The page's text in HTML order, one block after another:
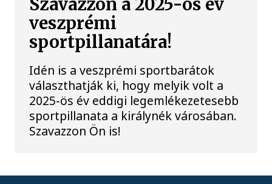
Szavazzon a 2025-ös év
veszprémi
sportpillanatára!
Idén is a veszprémi sportbarátok
választhatják ki, hogy melyik volt a
2025-ös év eddigi legemlékezetesebb
sportpillanata a királynék városában.
Szavazzon Ön is!